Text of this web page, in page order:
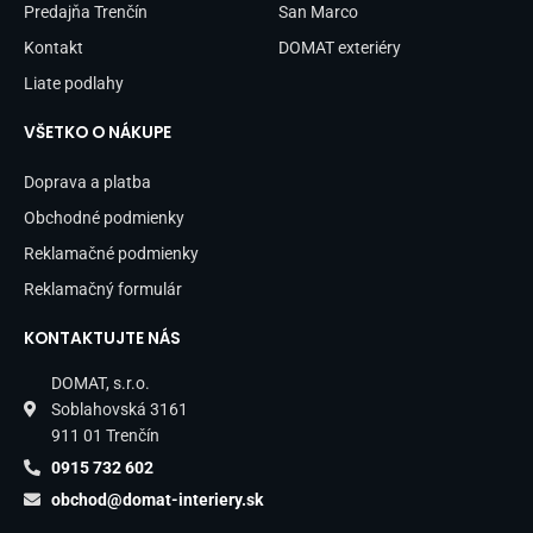
Predajňa Trenčín
Kontakt
Liate podlahy
San Marco
DOMAT exteriéry
VŠETKO O NÁKUPE
Doprava a platba
Obchodné podmienky
Reklamačné podmienky
Reklamačný formulár
KONTAKTUJTE NÁS
DOMAT, s.r.o.
Soblahovská 3161
911 01 Trenčín
0915 732 602
obchod@domat-interiery.sk